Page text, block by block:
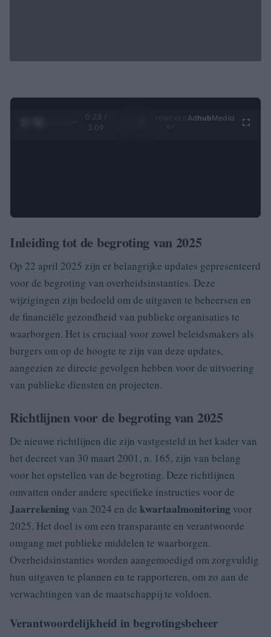
0:28 /
3:09
Ad hubMedia
Inleiding tot de begroting van 2025
Op 22 april 2025 zijn er belangrijke updates gepresenteerd
voor de begroting van overheidsinstanties. Deze
wijzigingen zijn bedoeld om de uitgaven te beheersen en
de financiële gezondheid van publieke organisaties te
waarborgen. Het is cruciaal voor zowel beleidsmakers als
burgers om op de hoogte te zijn van deze updates,
aangezien ze directe gevolgen hebben voor de uitvoering
van publieke diensten en projecten.
Richtlijnen voor de begroting van 2025
De nieuwe richtlijnen die zijn vastgesteld in het kader van
het decreet van 30 maart 2001, n. 165, zijn van belang
voor het opstellen van de begroting. Deze richtlijnen
omvatten onder andere specifieke instructies voor de
Jaarrekening van 2024 en de kwartaalmonitoring voor
2025. Het doel is om een transparante en verantwoorde
omgang met publieke middelen te waarborgen.
Overheidsinstanties worden aangemoedigd om zorgvuldig
hun uitgaven te plannen en te rapporteren, om zo aan de
verwachtingen van de maatschappij te voldoen.
Verantwoordelijkheid in begrotingsbeheer